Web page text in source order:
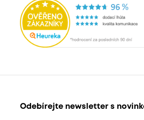
Odebírejte newsletter s